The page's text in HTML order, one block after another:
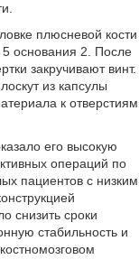
плюсневой кости
5 основания 2. После
закручивают винт.
из капсулы
к отверстиям
его высокую
операций по
пациентов с низким
снизить сроки
стабильность и